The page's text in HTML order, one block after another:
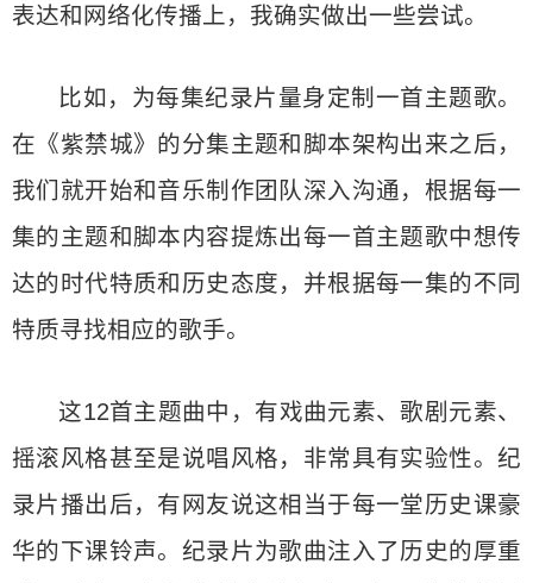
表达和网络化传播上，我确实做出一些尝试。
比如，为每集纪录片量身定制一首主题歌。
在《紫禁城》的分集主题和脚本架构出来之后，
我们就开始和音乐制作团队深入沟通，根据每一
集的主题和脚本内容提炼出每一首主题歌中想传
达的时代特质和历史态度，并根据每一集的不同
特质寻找相应的歌手。
这12首主题曲中，有戏曲元素、歌剧元素、
摇滚风格甚至是说唱风格，非常具有实验性。纪
录片播出后，有网友说这相当于每一堂历史课豪
华的下课铃声。纪录片为歌曲注入了历史的厚重